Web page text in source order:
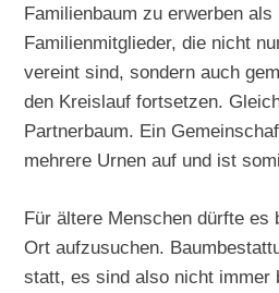
Familienbaum zu erwerben
Familienmitglieder, die nicht
vereint sind, sondern auch
den Kreislauf fortsetzen.
Partnerbaum. Ein
mehrere Urnen auf und ist
Für ältere Menschen dürfte es
Ort aufzusuchen.
statt, es sind also nicht immer